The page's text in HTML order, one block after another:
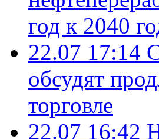
год к 2040
22.07 17:14
обсудят
торговле
22.07 16:42